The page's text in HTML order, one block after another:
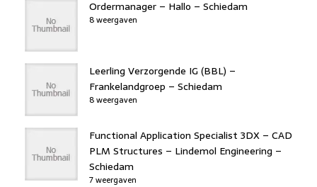
Ordermanager – Hallo – Schiedam
8 weergaven
Leerling Verzorgende IG (BBL) –
Frankelandgroep – Schiedam
8 weergaven
Functional Application Specialist 3DX – CAD
PLM Structures – Lindemol Engineering –
Schiedam
7 weergaven